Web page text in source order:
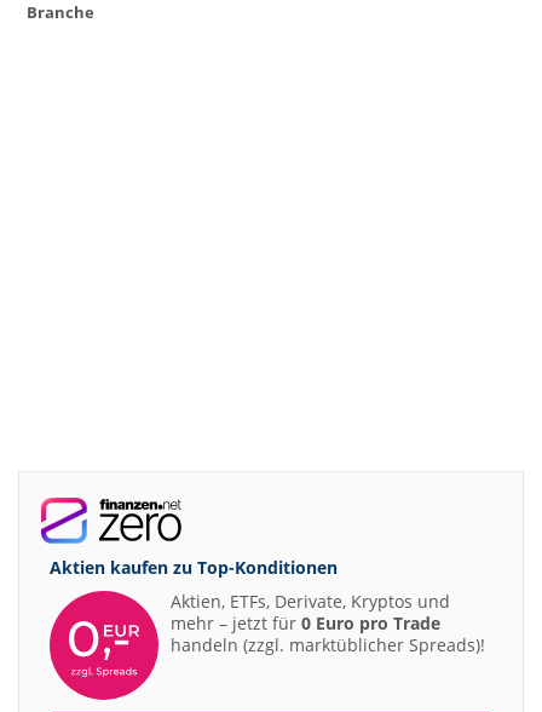
Branche
Aktien kaufen zu Top-Konditionen
Aktien, ETFs, Derivate, Kryptos und
mehr – jetzt für 0 Euro pro Trade
handeln (zzgl. marktüblicher Spreads)!